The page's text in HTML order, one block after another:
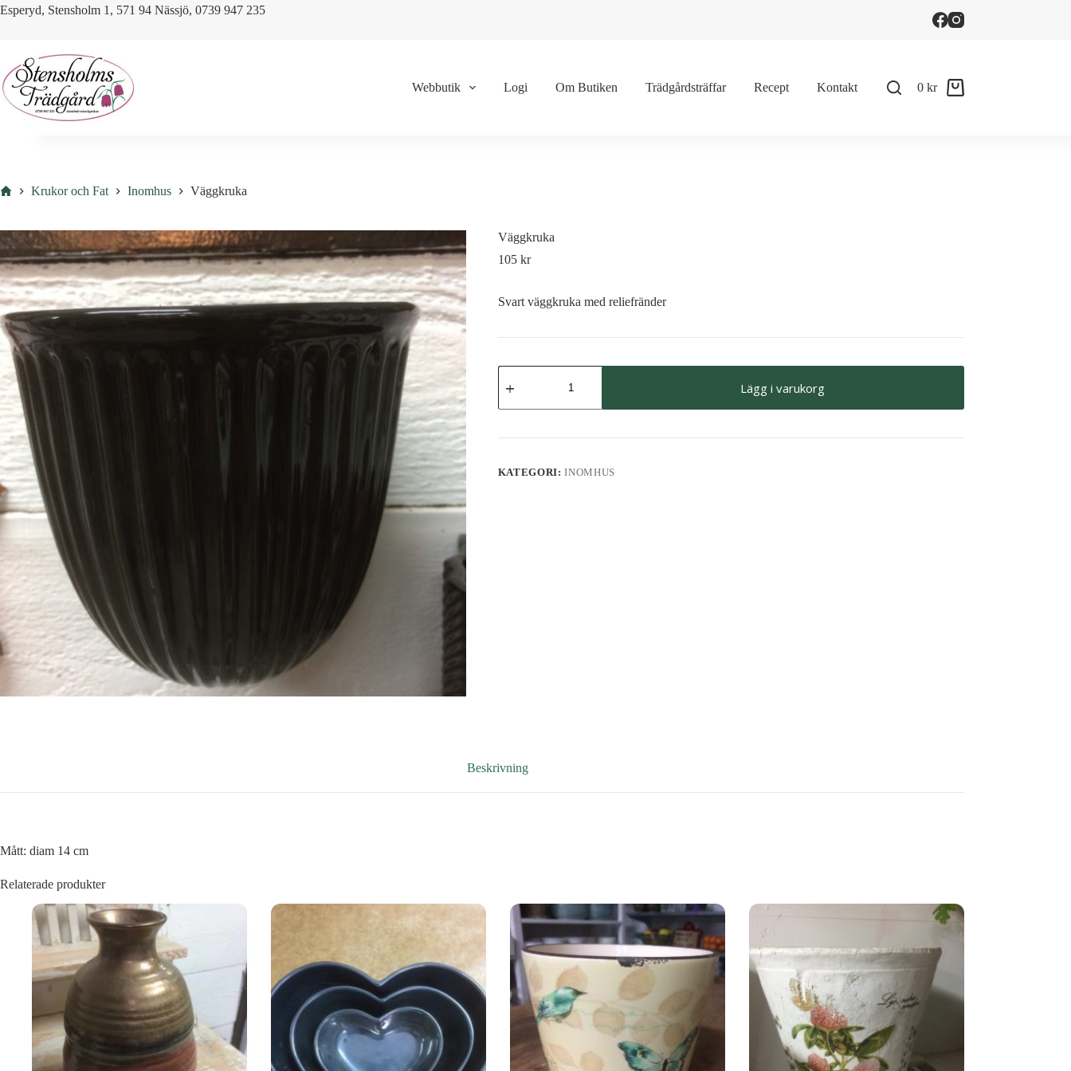
Skip
Esperyd, Stensholm 1, 571 94 Nässjö, 0739 947 235
Webbutik Logi Om Butiken Trädgårdsträffar Recept Kontakt
Shopping
0kr
HemKrukor och Fat Inomhus Väggkruka
Väggkruka
105 kr
Svart väggkruka med reliefränder
Väggkruka
mängd
Lägg i varukorg
KATEGORI:INOMHUS
Beskrivning
Mått: diam 14 cm
Relaterade produkter